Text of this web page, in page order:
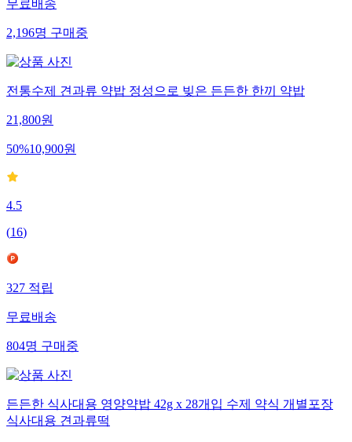
무료배송
2,196명구매중
전통수제 견과류 약밥 정성으로 빚은 든든한 한끼 약밥
21,800원
50%10,900원
4.5
(16)
327적립
무료배송
804명구매중
든든한 식사대용 영양약밥 42g x 28개입 수제 약식 개별포장
식사대용 견과류떡